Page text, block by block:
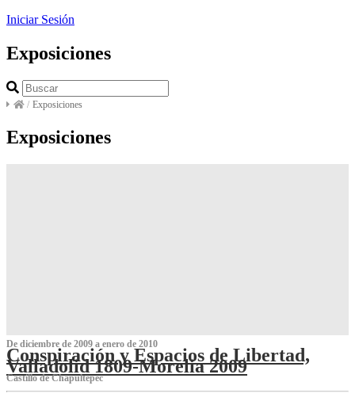
Iniciar Sesión
Exposiciones
/ Exposiciones
Exposiciones
De diciembre de 2009 a enero de 2010
Conspiración y Espacios de Libertad,
Valladolid 1809-Morelia 2009
Castillo de Chapultepec